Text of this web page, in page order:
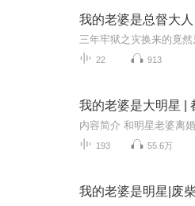
我的老婆是总督大人
22 913
我的老婆是大明星 |
193 55.6万
我的老婆是明星|废